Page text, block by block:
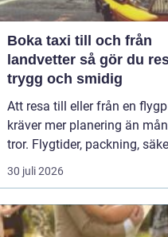
Boka taxi till och från
landvetter så gör du resan
trygg och smidig
Att resa till eller från en
kräver mer planering än
tror. Flygtider, packning,
30 juli 2026